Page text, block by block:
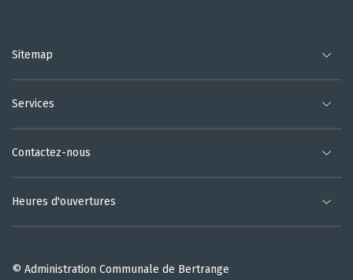
Sitemap
Services
Contactez-nous
Heures d'ouvertures
© Administration Communale de Bertrange